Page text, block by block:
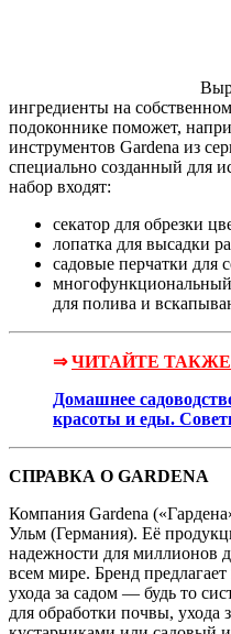
ингредиенты на
подоконнике поможет,
инструментов Gardena из
специально созданный для
набор входят:
секатор для обрезки
лопатка для высадки
садовые перчатки для
для полива и
⇒ЧИТАЙТЕ ТАКЖЕ
Домашнее
красоты и еды.
СПРАВКА О GARDENA
Компания Gardena
Ульм (Германия). Её
надежности для миллионов
всем мире. Бренд
ухода за садом — будь то
для обработки почвы, ухода